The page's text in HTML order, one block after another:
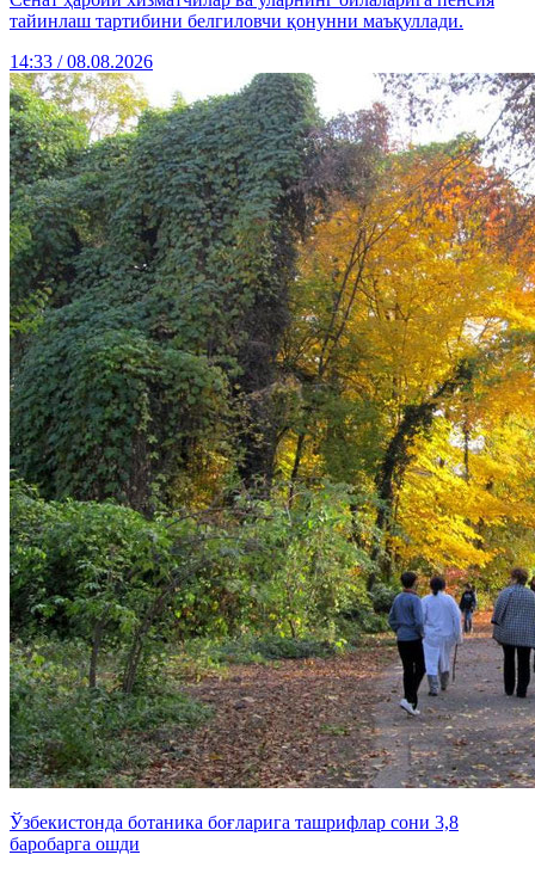
тайинлаш тартибини белгиловчи қонунни маъқуллади.
14:33 / 08.08.2026
Ўзбекистонда ботаника боғларига ташрифлар сони 3,8
баробарга ошди